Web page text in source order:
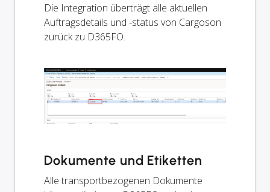
Die Integration überträgt alle aktuellen
Auftragsdetails und -status von Cargoson
zurück zu D365FO.
Dokumente und Etiketten
Alle transportbezogenen Dokumente